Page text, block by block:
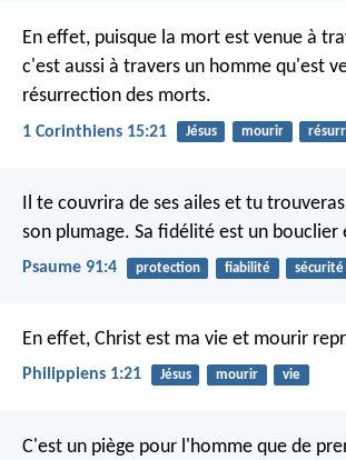
En effet, puisque la mort est venue à
c'est aussi à travers un homme qu'est
résurrection des morts.
1 Corinthiens 15:21 Jésus mourir
Il te couvrira de ses ailes et tu
son plumage. Sa fidélité est un bouclier
Psaume 91:4 protection fiabilité sécurité
En effet, Christ est ma vie et mourir
Philippiens 1:21 Jésus mourir vie
C'est un piège pour l'homme que de